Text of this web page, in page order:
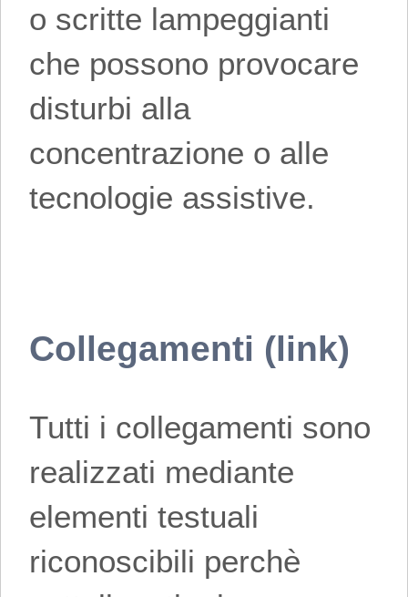
o scritte lampeggianti
che possono provocare
disturbi alla
concentrazione o alle
tecnologie assistive.
Collegamenti (link)
Tutti i collegamenti sono
realizzati mediante
elementi testuali
riconoscibili perchè